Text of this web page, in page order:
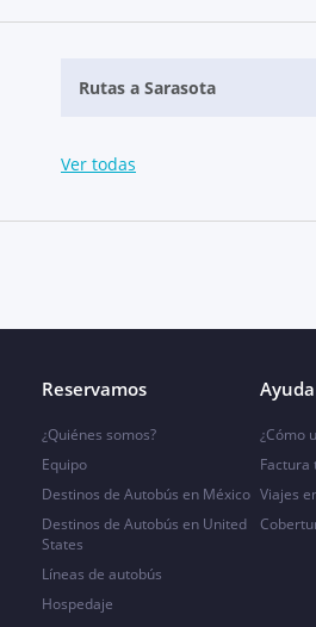
Rutas a Sarasota
Ver todas
Reservamos
¿Quiénes somos?
Equipo
Destinos de Autobús en México
Destinos de Autobús en United
States
Líneas de autobús
Hospedaje
¿Cómo
Factura
Viajes